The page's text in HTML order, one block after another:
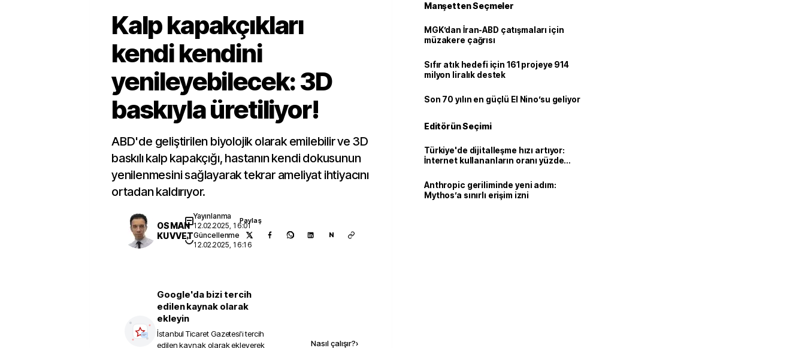
Kalp kapakçıkları
kendi kendini
yenileyebilecek: 3D
baskıyla üretiliyor!
ABD'de geliştirilen biyolojik olarak emilebilir ve 3D
baskılı kalp kapakçığı, hastanın kendi dokusunun
yenilenmesini sağlayarak tekrar ameliyat ihtiyacını
ortadan kaldırıyor.
OSMAN
KUVVET
Yayınlanma
12.02.2025, 16:01
Güncellenme
12.02.2025, 16:16
Paylaş
N
Google'da bizi tercih
edilen kaynak olarak
ekleyin
İstanbul Ticaret Gazetesi'i tercih
edilen kaynak olarak ekleyerek
Nasıl çalışır?›
Manşetten Seçmeler
MGK’dan İran-ABD çatışmaları için
müzakere çağrısı
Sıfır atık hedefi için 161 projeye 914
milyon liralık destek
Son 70 yılın en güçlü El Nino’su geliyor
Editörün Seçimi
Türkiye'de dijitalleşme hızı artıyor:
İnternet kullananların oranı yüzde
Anthropic geriliminde yeni adım:
Mythos’a sınırlı erişim izni